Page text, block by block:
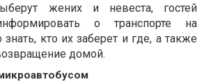
жених и невеста, гостей
о транспорте на
кто их заберет и где, а также
домой.